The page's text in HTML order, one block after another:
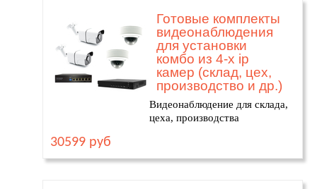
Готовые комплекты
видеонаблюдения
для установки
комбо из 4-х ip
камер (склад, цех,
производство и др.)
Видеонаблюдение для склада,
цеха, производства
30599 руб